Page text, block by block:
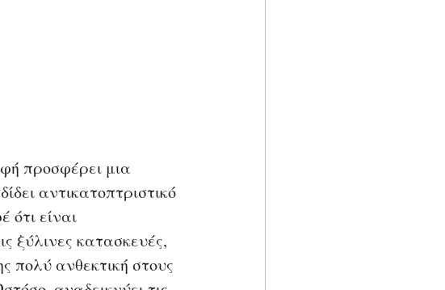
προσφέρει μια
αντικατοπτριστικό
ότι είναι
ξύλινες κατασκευές,
πολύ ανθεκτική στους